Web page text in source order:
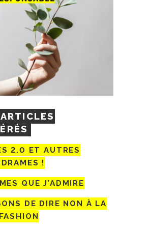
2.0 ET AUTRES
!
QUE J’ADMIRE
DE DIRE NON À LA